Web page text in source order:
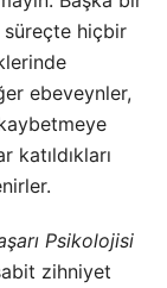
hiçbir
ebeveynler,
katıldıkları
Psikolojisi
zihniyet